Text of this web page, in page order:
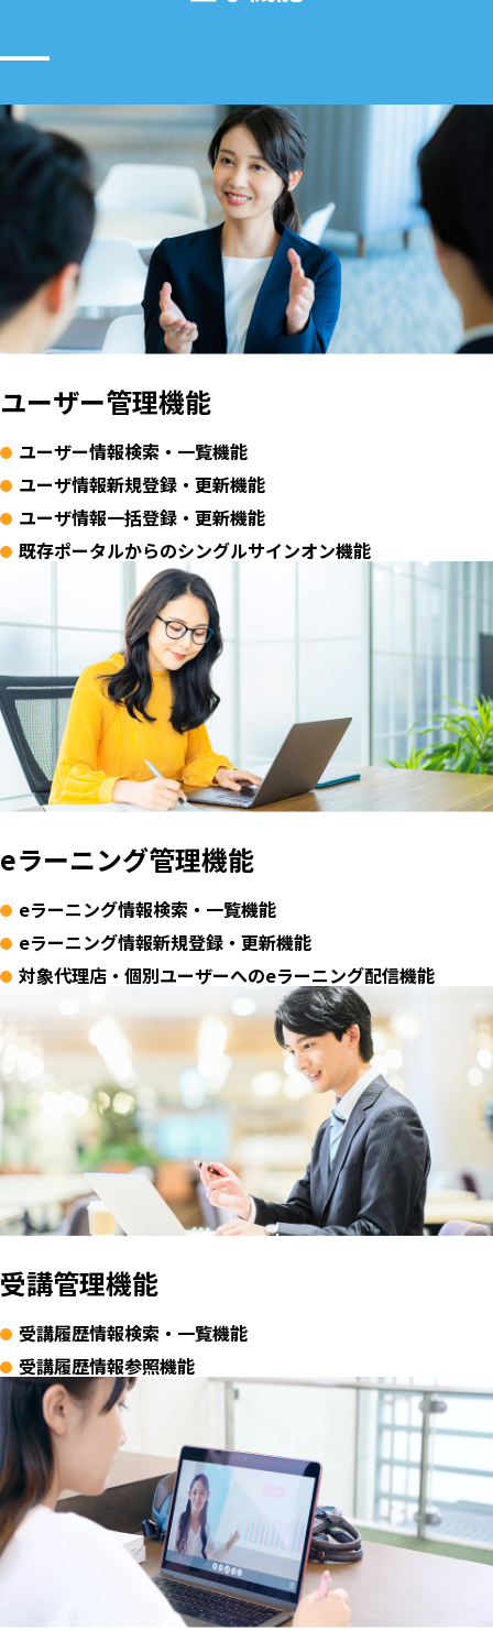
ユーザー管理機能
ユーザー情報検索・一覧機能
ユーザ情報新規登録・更新機能
ユーザ情報一括登録・更新機能
既存ポータルからのシングルサインオン機能
eラーニング管理機能
eラーニング情報検索・一覧機能
eラーニング情報新規登録・更新機能
対象代理店・個別ユーザーへのeラーニング配信機能
受講管理機能
受講履歴情報検索・一覧機能
受講履歴情報参照機能